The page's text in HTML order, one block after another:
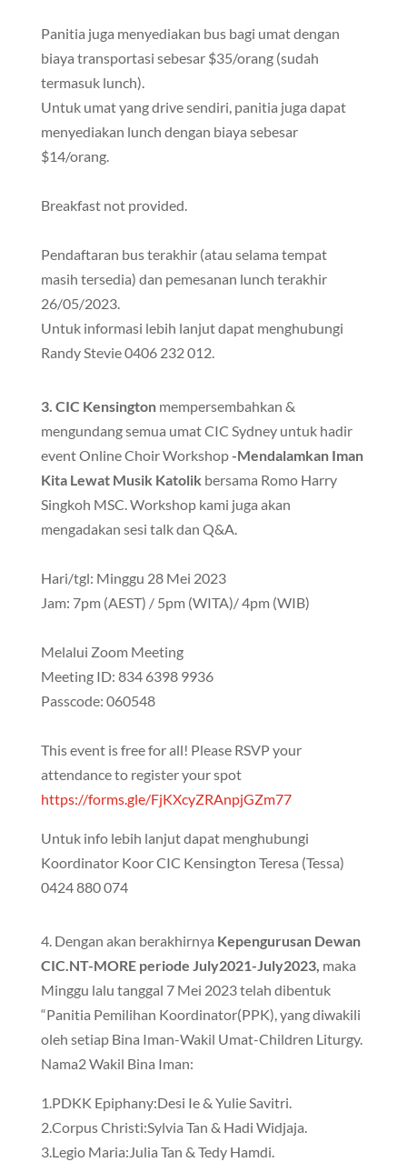
Panitia juga menyediakan bus bagi umat dengan
biaya transportasi sebesar $35/orang (sudah
termasuk lunch).
Untuk umat yang drive sendiri, panitia juga dapat
menyediakan lunch dengan biaya sebesar
$14/orang.
Breakfast not provided.
Pendaftaran bus terakhir (atau selama tempat
masih tersedia) dan pemesanan lunch terakhir
26/05/2023.
Untuk informasi lebih lanjut dapat menghubungi
Randy Stevie 0406 232 012.
3. CIC Kensingtonmempersembahkan &
mengundang semua umat CIC Sydney untuk hadir
event Online Choir Workshop-Mendalamkan Iman
Kita Lewat Musik Katolik bersama Romo Harry
Singkoh MSC. Workshop kami juga akan
mengadakan sesi talk dan Q&A.
Hari/tgl: Minggu 28 Mei 2023
Jam: 7pm (AEST) / 5pm (WITA)/ 4pm (WIB)
Melalui Zoom Meeting
Meeting ID: 834 6398 9936
Passcode: 060548
This event is free for all! Please RSVP your
attendance to register your spot
https://forms.gle/FjKXcyZRAnpjGZm77
Untuk info lebih lanjut dapat menghubungi
Koordinator Koor CIC Kensington Teresa (Tessa)
0424 880 074
4. Dengan akan berakhirnya Kepengurusan Dewan
CIC.NT-MORE periode July2021-July2023, maka
Minggu lalu tanggal 7 Mei 2023 telah dibentuk
“Panitia Pemilihan Koordinator(PPK), yang diwakili
oleh setiap Bina Iman-Wakil Umat-Children Liturgy.
Nama2 Wakil Bina Iman:
1.PDKK Epiphany:Desi Ie & Yulie Savitri.
2.Corpus Christi:Sylvia Tan & Hadi Widjaja.
3.Legio Maria:Julia Tan & Tedy Hamdi.